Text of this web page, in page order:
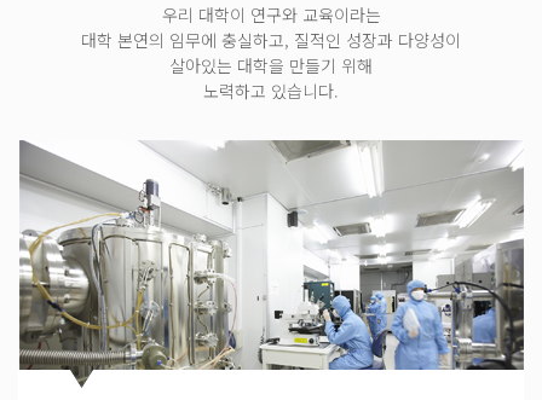
우리 대학이 연구와 교육이라는
대학 본연의 임무에 충실하고, 질적인 성장과 다양성이
살아있는 대학을 만들기 위해
노력하고 있습니다.